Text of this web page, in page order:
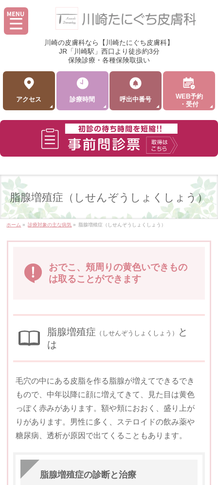
川崎の皮膚科なら【川崎たにぐち皮膚科】
JR「川崎駅」西口より徒歩約3分
保険診療・各種保険取扱い
アクセス 診療時間 呼出中番号
WEB予約
・受付
脂腺増殖症（しせんぞうしょくしょう）
ホーム » 診療対象の主な病気 » 脂腺増殖症（しせんぞうしょくしょう）
おでこ、頬周りの黄色いできもの
は取ることができます
脂腺増殖症 （しせんぞうしょくしょう）
と
は
毛穴の中にある皮脂を作る脂腺が増えてできるでき
もので、中年以降に顔に増えてきて、見た目は黄色
っぽく赤みがあります。額や頬におおく、盛り上が
りがあります。男性に多く、ステロイドの飲み薬や
糖尿病、透析が原因で出てくることもあります。
脂腺増殖症の診断と治療